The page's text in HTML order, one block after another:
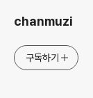
chanmuzi
구독하기